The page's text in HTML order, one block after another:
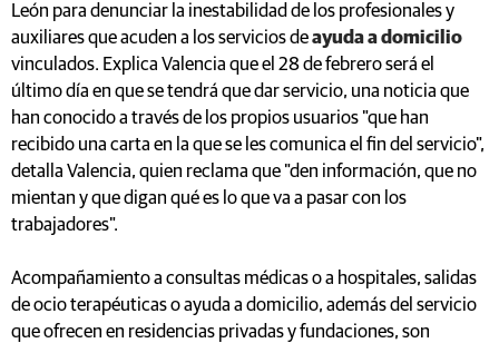
León para denunciar la inestabilidad de los profesionales y
auxiliares que acuden a los servicios deayuda a domicilio
vinculados. Explica Valencia que el 28 de febrero será el
último día en que se tendrá que dar servicio, una noticia que
han conocido a través de los propios usuarios "que han
recibido una carta en la que se les comunica el fin del servicio",
detalla Valencia, quien reclama que "den información, que no
mientan y que digan qué es lo que va a pasar con los
trabajadores".
Acompañamiento a consultas médicas o a hospitales, salidas
de ocio terapéuticas o ayuda a domicilio, además del servicio
que ofrecen en residencias privadas y fundaciones, son